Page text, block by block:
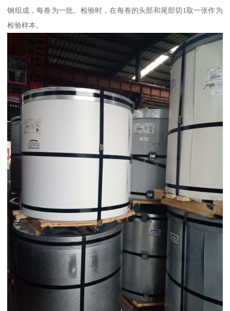
钢组成，每卷为一批。检验时，在每卷的头部和尾部切1取一张作为
检验样本。